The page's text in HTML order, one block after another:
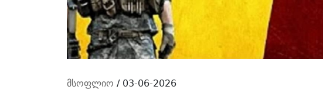
მსოფლიო / 03-06-2026